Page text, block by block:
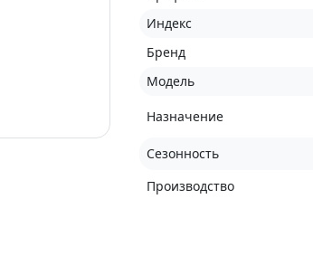
Индекс
Бренд
Модель
Назначение
Сезонность
Производство